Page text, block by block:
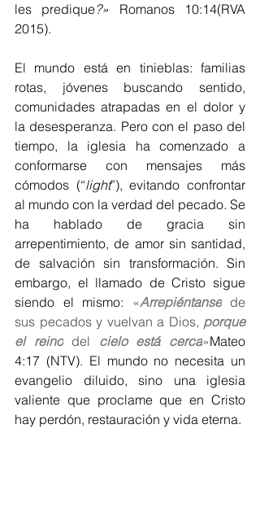
les predique?» Romanos 10:14(RVA
2015).
El mundo está en tinieblas: familias
rotas, jóvenes buscando sentido,
comunidades atrapadas en el dolor y
la desesperanza. Pero con el paso del
tiempo, la iglesia ha comenzado a
conformarse con mensajes más
cómodos (“light”), evitando confrontar
al mundo con la verdad del pecado. Se
ha hablado de gracia sin
arrepentimiento, de amor sin santidad,
de salvación sin transformación. Sin
embargo, el llamado de Cristo sigue
siendo el mismo: «Arrepiéntanse de
sus pecados y vuelvan a Dios, porque
el reino del cielo está cerca»Mateo
4:17 (NTV). El mundo no necesita un
evangelio diluido, sino una iglesia
valiente que proclame que en Cristo
hay perdón, restauración y vida eterna.